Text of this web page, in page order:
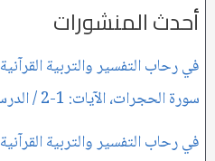
أحدث المنشورات
في رحاب التفسير والتربية القرآنية
سورة الحجرات، الآيات: 1-2 / الدرس 1
في رحاب التفسير والتربية القرآنية